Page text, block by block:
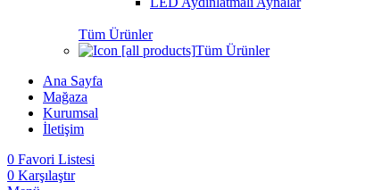
Tüm Ürünler
Tüm Ürünler
Ana Sayfa
Mağaza
Kurumsal
İletişim
0 Favori Listesi
0 Karşılaştır